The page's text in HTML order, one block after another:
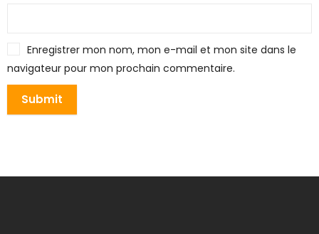
Enregistrer mon nom, mon e-mail et mon site dans le
navigateur pour mon prochain commentaire.